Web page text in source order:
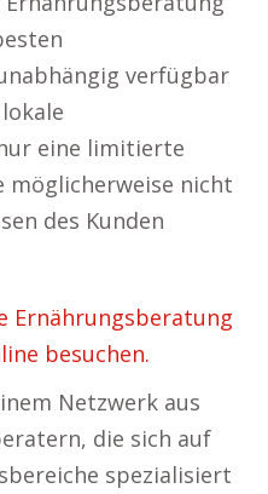
verfügbar
eine limitierte
möglicherweise nicht
des Kunden
Ernährungsberatung
besuchen.
Netzwerk aus
die sich auf
spezialisiert